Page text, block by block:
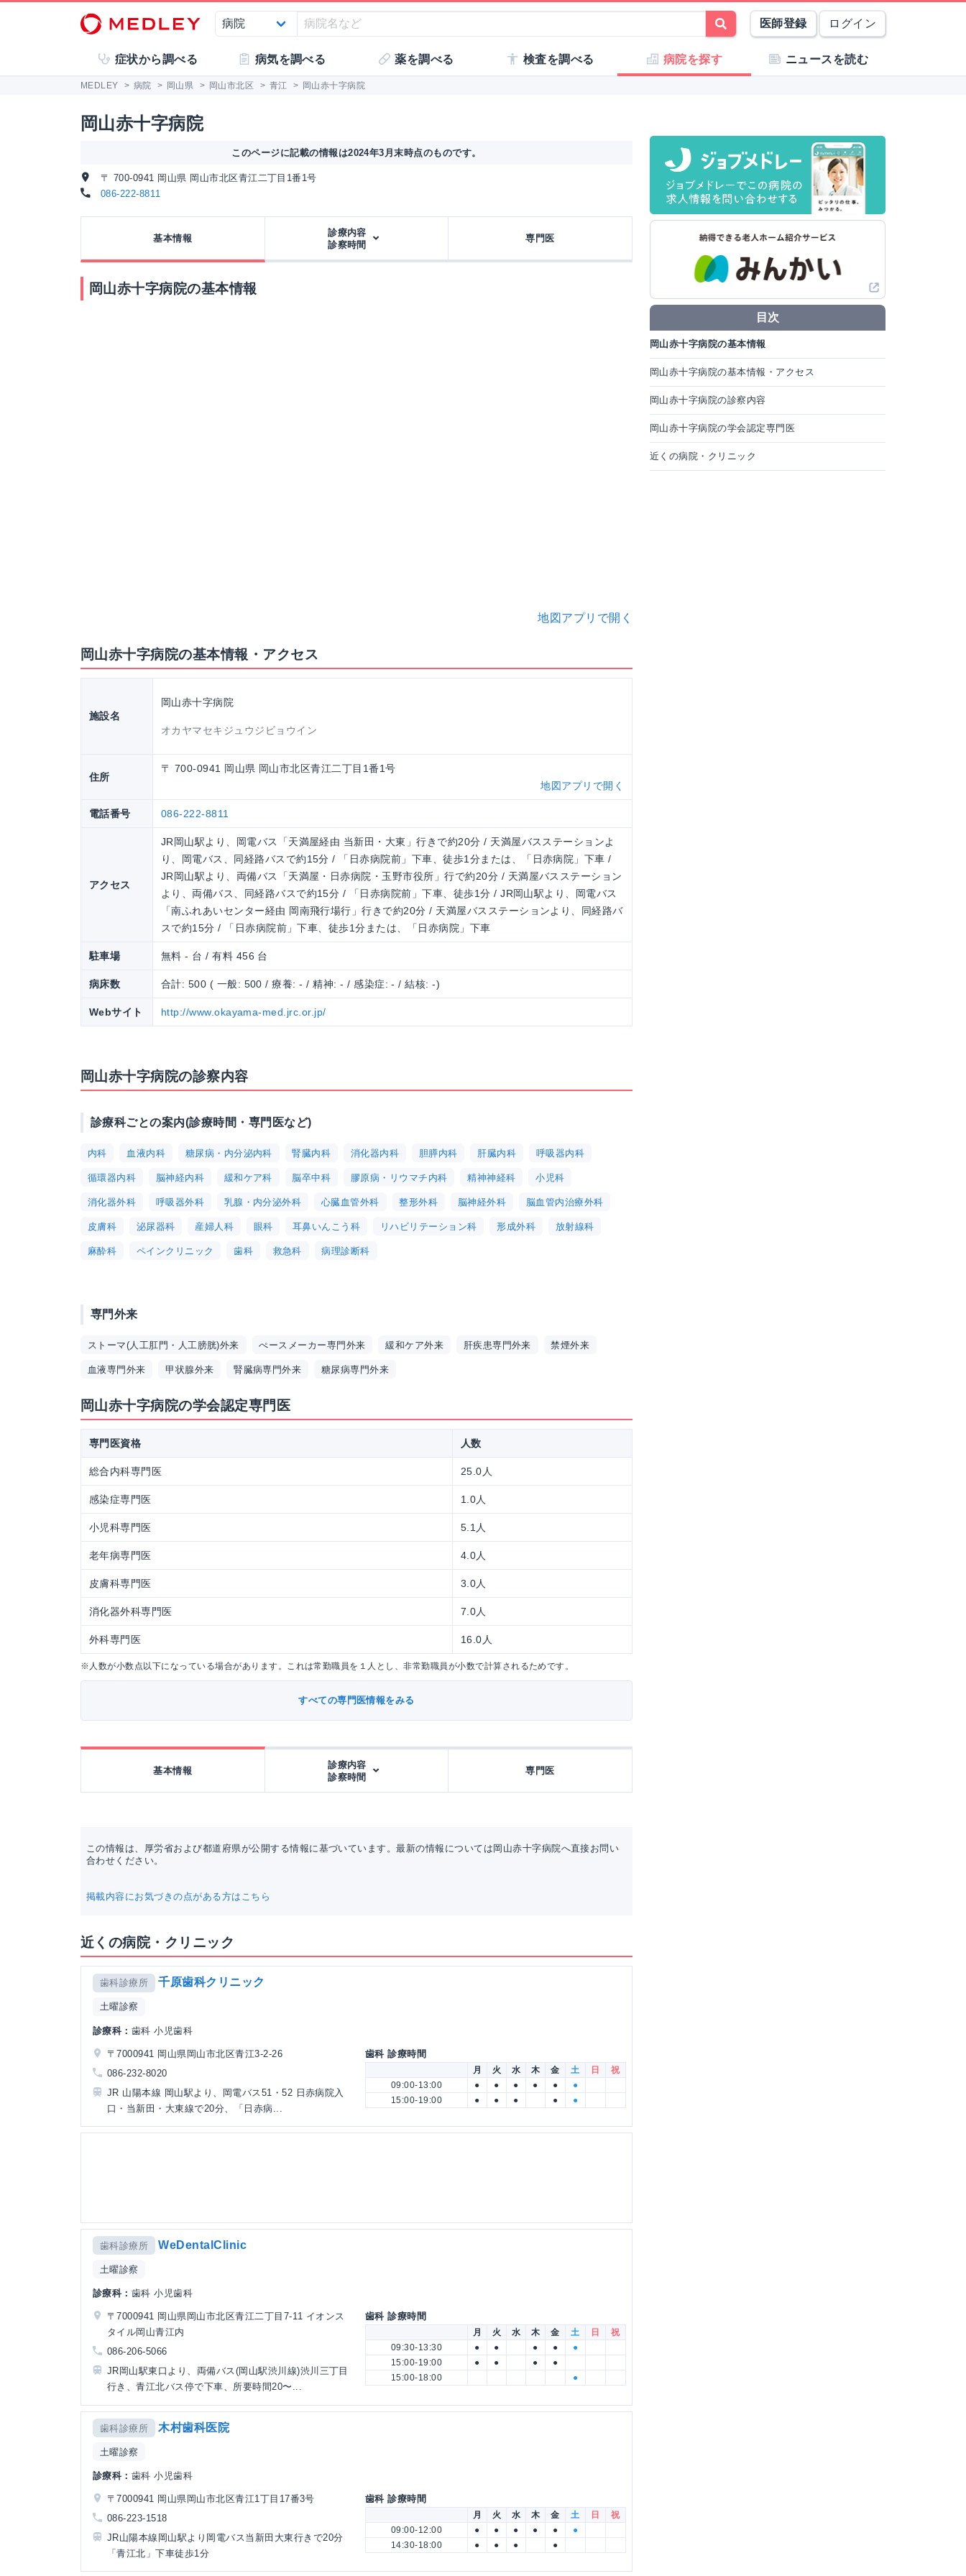
医師登録 ログイン
症状から調べる 病気を調べる 薬を調べる 検査を調べる 病院を探す ニュースを読む
MEDLEY > 病院 > 岡山県 > 岡山市北区 > 青江 > 岡山赤十字病院
岡山赤十字病院
このページに記載の情報は2024年3月末時点のものです。
〒 700-0941 岡山県 岡山市北区青江二丁目1番1号
086-222-8811
基本情報
診療内容
診察時間
専門医
岡山赤十字病院の基本情報
地図アプリで開く
岡山赤十字病院の基本情報・アクセス
施設名
岡山赤十字病院
オカヤマセキジュウジビョウイン
住所
〒 700-0941 岡山県 岡山市北区青江二丁目1番1号
地図アプリで開く
電話番号 086-222-8811
アクセス
JR岡山駅より、岡電バス「天満屋経由 当新田・大東」行きで約20分 / 天満屋バスステーションよ
り、岡電バス、同経路バスで約15分 / 「日赤病院前」下車、徒歩1分または、「日赤病院」下車 /
JR岡山駅より、両備バス「天満屋・日赤病院・玉野市役所」行で約20分 / 天満屋バスステーション
より、両備バス、同経路バスで約15分 / 「日赤病院前」下車、徒歩1分 / JR岡山駅より、岡電バス
「南ふれあいセンター経由 岡南飛行場行」行きで約20分 / 天満屋バスステーションより、同経路バ
スで約15分 / 「日赤病院前」下車、徒歩1分または、「日赤病院」下車
駐車場 無料 - 台 / 有料 456 台
病床数 合計: 500 ( 一般: 500 / 療養: - / 精神: - / 感染症: - / 結核: -)
Webサイト http://www.okayama-med.jrc.or.jp/
岡山赤十字病院の診察内容
診療科ごとの案内(診療時間・専門医など)
内科 血液内科 糖尿病・内分泌内科 腎臓内科 消化器内科 胆膵内科 肝臓内科 呼吸器内科
循環器内科 脳神経内科 緩和ケア科 脳卒中科 膠原病・リウマチ内科 精神神経科 小児科
消化器外科 呼吸器外科 乳腺・内分泌外科 心臓血管外科 整形外科 脳神経外科 脳血管内治療外科
皮膚科 泌尿器科 産婦人科 眼科 耳鼻いんこう科 リハビリテーション科 形成外科 放射線科
麻酔科 ペインクリニック 歯科 救急科 病理診断科
専門外来
ストーマ(人工肛門・人工膀胱)外来 ぺースメーカー専門外来 緩和ケア外来 肝疾患専門外来 禁煙外来
血液専門外来 甲状腺外来 腎臓病専門外来 糖尿病専門外来
岡山赤十字病院の学会認定専門医
専門医資格 人数
総合内科専門医 25.0人
感染症専門医 1.0人
小児科専門医 5.1人
老年病専門医 4.0人
皮膚科専門医 3.0人
消化器外科専門医 7.0人
外科専門医 16.0人
※人数が小数点以下になっている場合があります。これは常勤職員を１人とし、非常勤職員が小数で計算されるためです。
すべての専門医情報をみる
基本情報
診療内容
診察時間
専門医
この情報は、厚労省および都道府県が公開する情報に基づいています。最新の情報については岡山赤十字病院へ直接お問い
合わせください。
掲載内容にお気づきの点がある方はこちら
近くの病院・クリニック
歯科診療所 千原歯科クリニック
土曜診察
診療科： 歯科 小児歯科
〒7000941 岡山県岡山市北区青江3-2-26
086-232-8020
JR 山陽本線 岡山駅より、岡電バス51・52 日赤病院入
口・当新田・大東線で20分、「日赤病...
歯科 診療時間
月 火 水 木 金 土 日
祝
09:00-13:00
● ● ● ● ●
●
15:00-19:00
● ● ● ● ●
歯科診療所 WeDentalClinic
土曜診察
診療科： 歯科 小児歯科
〒7000941 岡山県岡山市北区青江二丁目7-11 イオンス
タイル岡山青江内
086-206-5066
JR岡山駅東口より、両備バス(岡山駅渋川線)渋川三丁目
行き、青江北バス停で下車、所要時間20〜...
歯科 診療時間
月 火 水 木 金 土 日
祝
09:30-13:30
● ● ● ●
●
15:00-19:00
● ● ●
●
15:00-18:00
●
歯科診療所 木村歯科医院
土曜診察
診療科： 歯科 小児歯科
〒7000941 岡山県岡山市北区青江1丁目17番3号
086-223-1518
JR山陽本線岡山駅より岡電バス当新田大東行きで20分
「青江北」下車徒歩1分
歯科 診療時間
月 火 水 木 金 土 日
祝
09:00-12:00
● ● ● ● ●
●
14:30-18:00
● ● ● ●
目次
岡山赤十字病院の基本情報
岡山赤十字病院の基本情報・アクセス
岡山赤十字病院の診察内容
岡山赤十字病院の学会認定専門医
近くの病院・クリニック